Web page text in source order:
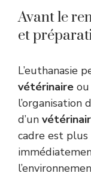
Avant le
et
L’euthanasie
vétérinaire
d’un
cadre est